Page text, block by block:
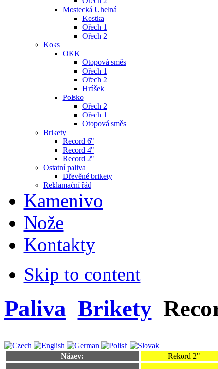
Mostecká Uhelná
Kostka
Ořech 1
Ořech 2
Koks
OKK
Otopová směs
Ořech 1
Ořech 2
Hrášek
Polsko
Ořech 2
Ořech 1
Otopová směs
Brikety
Record 6"
Record 4"
Record 2"
Ostatní paliva
Dřevěné brikety
Reklamační řád
Kamenivo
Nože
Kontakty
Skip to content
Paliva Brikety
Název:
Rekord 2"